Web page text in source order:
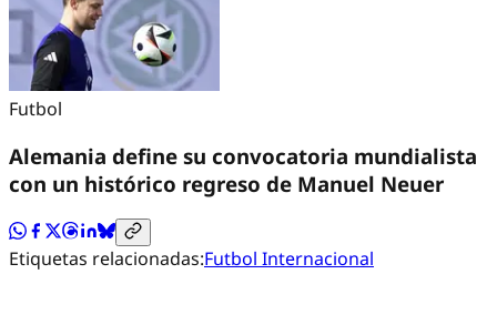
Futbol
Alemania define su convocatoria mundialista
con un histórico regreso de Manuel Neuer
Etiquetas relacionadas:Futbol Internacional